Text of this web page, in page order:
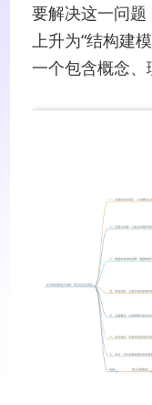
要解决这一问题
上升为“结构建
一个包含概念、